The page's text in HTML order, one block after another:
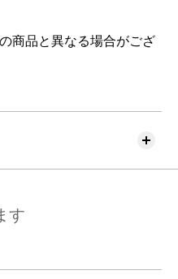
商品と異なる場合がござ
す